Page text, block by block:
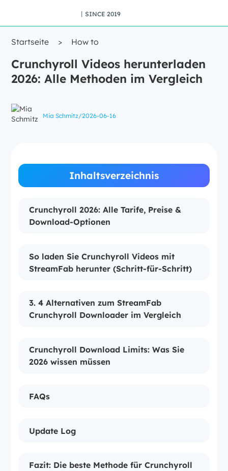
丨SINCE 2019
Startseite > How to
Crunchyroll Videos herunterladen
2026: Alle Methoden im Vergleich
Mia Schmitz/2026-06-16
Inhaltsverzeichnis
Crunchyroll 2026: Alle Tarife, Preise &
Download-Optionen
So laden Sie Crunchyroll Videos mit
StreamFab herunter (Schritt-für-Schritt)
3. 4 Alternativen zum StreamFab
Crunchyroll Downloader im Vergleich
Crunchyroll Download Limits: Was Sie
2026 wissen müssen
FAQs
Update Log
Fazit: Die beste Methode für Crunchyroll